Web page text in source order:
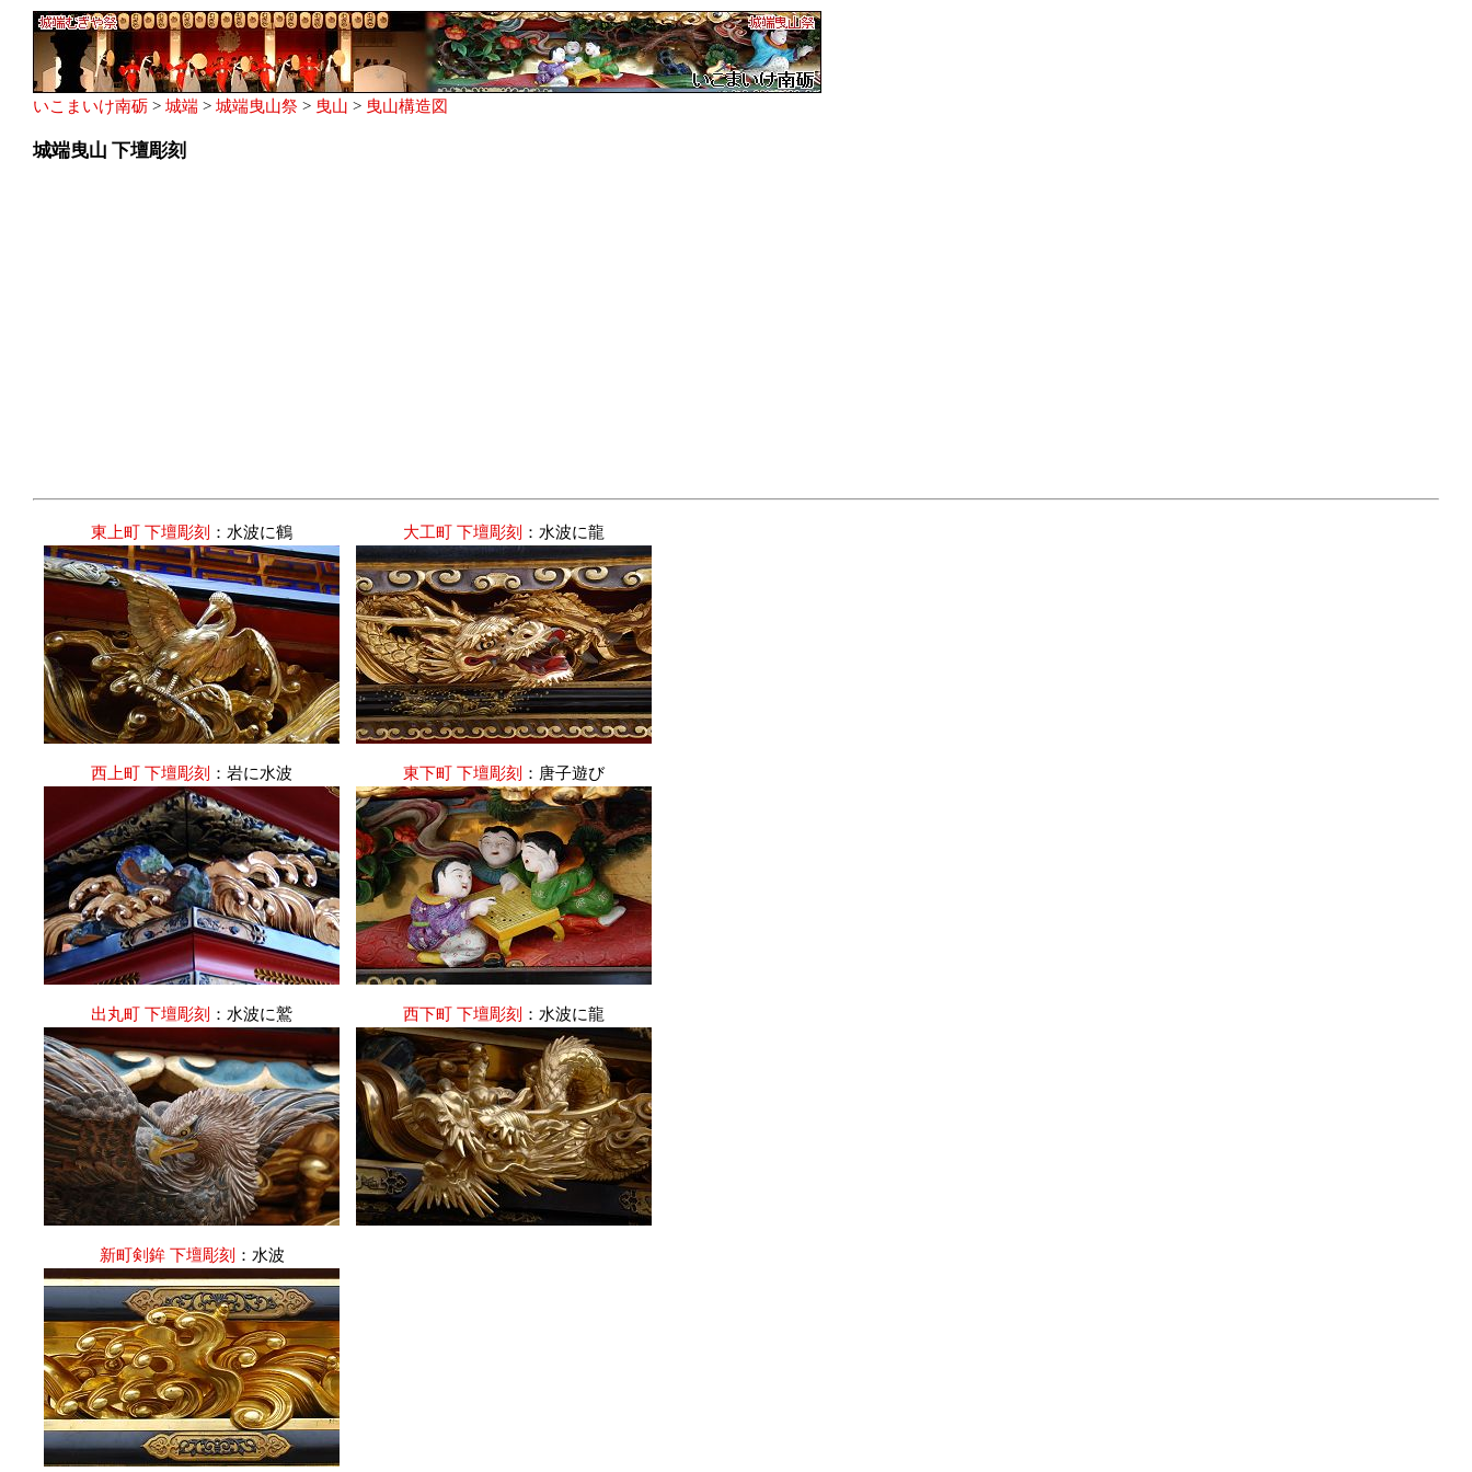
いこまいけ南砺 > 城端 > 城端曳山祭 > 曳山 > 曳山構造図
城端曳山 下壇彫刻
東上町 下壇彫刻 ：水波に鶴 大工町 下壇彫刻 ：水波に龍
西上町 下壇彫刻 ：岩に水波 東下町 下壇彫刻 ：唐子遊び
出丸町 下壇彫刻 ：水波に鷲 西下町 下壇彫刻 ：水波に龍
新町剣鉾 下壇彫刻 ：水波